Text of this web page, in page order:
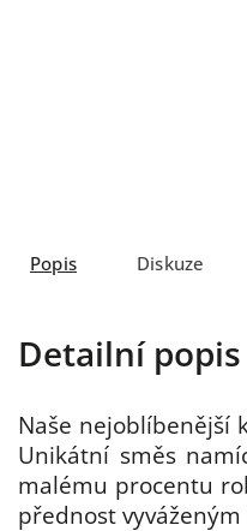
Popis Diskuze
Detailní
Naše nejoblíbenější
Unikátní směs
malému procentu
přednost